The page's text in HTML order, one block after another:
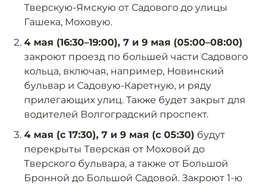
Тверскую-Ямскую от Садового до улицы
Гашека, Моховую.
4 мая (16:30–19:00), 7 и 9 мая (05:00–08:00)
закроют проезд по большей части Садового
кольца, включая, например, Новинский
бульвар и Садовую-Каретную, и ряду
прилегающих улиц. Также будет закрыт для
водителей Волгоградский проспект.
4 мая (с 17:30), 7 и 9 мая (с 05:30) будут
перекрыты Тверская от Моховой до
Тверского бульвара, а также от Большой
Бронной до Большой Садовой. Закроют 1-ю